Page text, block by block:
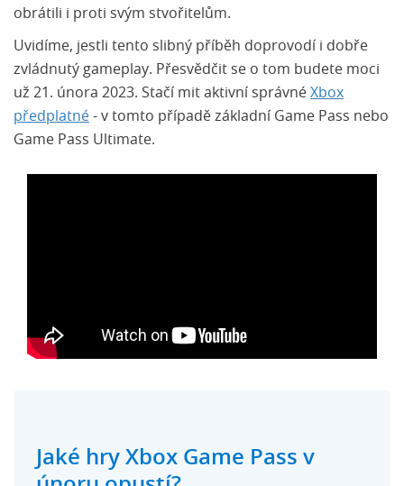
obrátili i proti svým stvořitelům.
Uvidíme, jestli tento slibný příběh doprovodí i dobře
zvládnutý gameplay. Přesvědčit se o tom budete moci
už 21. února 2023. Stačí mit aktivní správné Xbox
předplatné - v tomto případě základní Game Pass nebo
Game Pass Ultimate.
Jaké hry Xbox Game Pass v